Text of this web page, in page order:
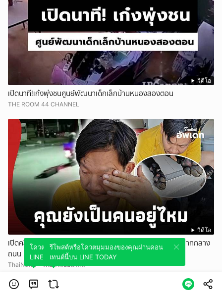
วิดีโอ
เปิดนาที!เก๋งพุ่งชนศูนย์พัฒนาเด็กเล็กบ้านหนองสองตอน
THE ROOM 44 CHANNEL
วิดีโอ
เปิดคลิปนาทีโหด! เจ้าของสุนัขรับไม่ได้ หลังเห็นลาบราดอร์ถูกลากกลาง
ถนน
ThaiNews - ไทยนิวส์ออนไลน์
โควตมุมมองของคุณผ่านคอนเทนต์นี้บน
LINE TODAY
รีโพสต์หรือโควตมุมมองของคุณผ่านคอน
เทนต์นี้บน LINE TODAY